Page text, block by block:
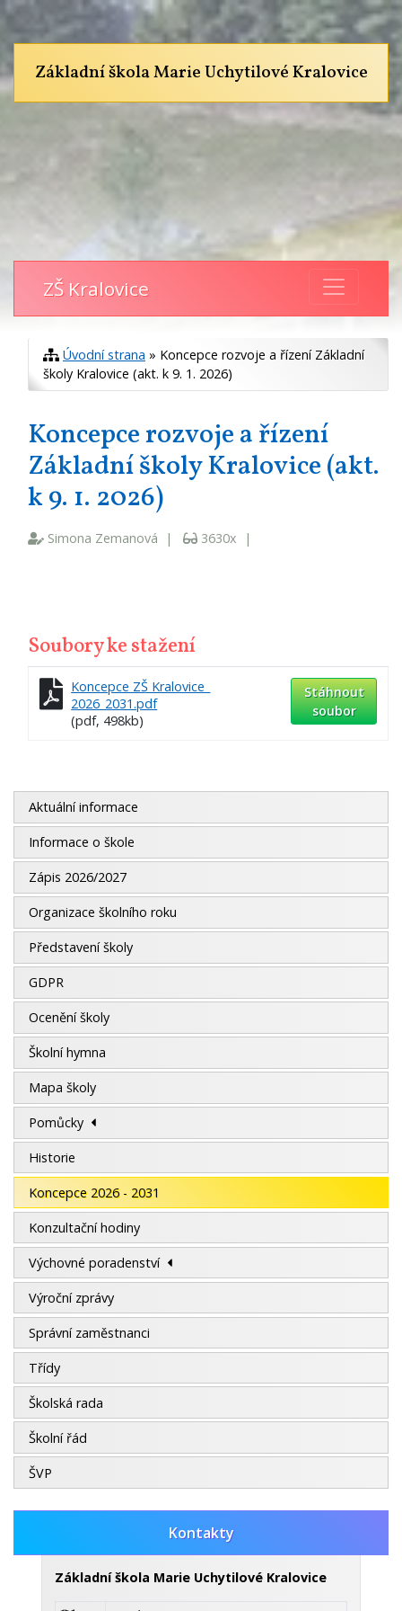
Základní škola Marie Uchytilové Kralovice
ZŠ Kralovice
Úvodní strana » Koncepce rozvoje a řízení Základní
školy Kralovice (akt. k 9. 1. 2026)
Koncepce rozvoje a řízení
Základní školy Kralovice (akt.
k 9. 1. 2026)
Simona Zemanová | 3630x |
Soubory ke stažení
Koncepce ZŠ Kralovice_
2026_2031.pdf
(pdf, 498kb)
Stáhnout
soubor
Aktuální informace
Informace o škole
Zápis 2026/2027
Organizace školního roku
Představení školy
GDPR
Ocenění školy
Školní hymna
Mapa školy
Pomůcky
Historie
Koncepce 2026 - 2031
Konzultační hodiny
Výchovné poradenství
Výroční zprávy
Správní zaměstnanci
Třídy
Školská rada
Školní řád
ŠVP
Kontakty
Základní škola Marie Uchytilové Kralovice